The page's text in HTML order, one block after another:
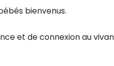
bienvenus.
et de connexion au